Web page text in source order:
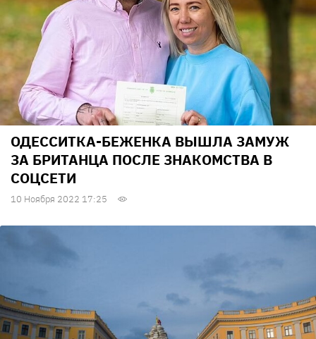
ОДЕССИТКА-БЕЖЕНКА ВЫШЛА ЗАМУЖ
ЗА БРИТАНЦА ПОСЛЕ ЗНАКОМСТВА В
СОЦСЕТИ
10 Ноября 2022 17:25